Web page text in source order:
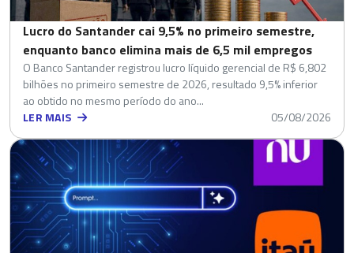
Lucro do Santander cai 9,5% no primeiro semestre,
enquanto banco elimina mais de 6,5 mil empregos
O Banco Santander registrou lucro líquido gerencial de R$ 6,802
bilhões no primeiro semestre de 2026, resultado 9,5% inferior
ao obtido no mesmo período do ano...
LER MAIS
05/08/2026